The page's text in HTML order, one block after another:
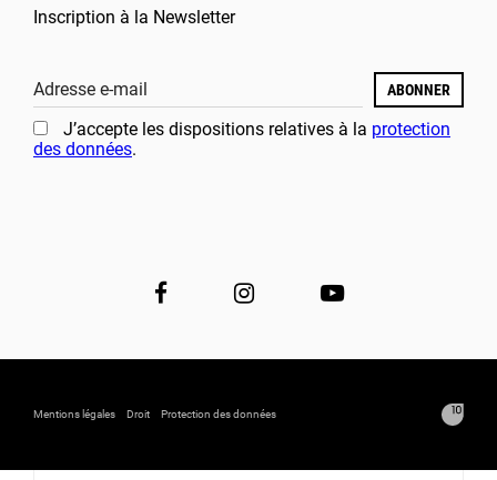
Inscription à la Newsletter
Adresse e-mail ABONNER
J’accepte les dispositions relatives à la protection
des données.
Mentions légales Droit Protection des données